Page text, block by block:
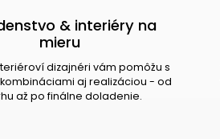
& interiéry na
mieru
dizajnéri vám pomôžu s
aj realizáciou - od
až po finálne doladenie.